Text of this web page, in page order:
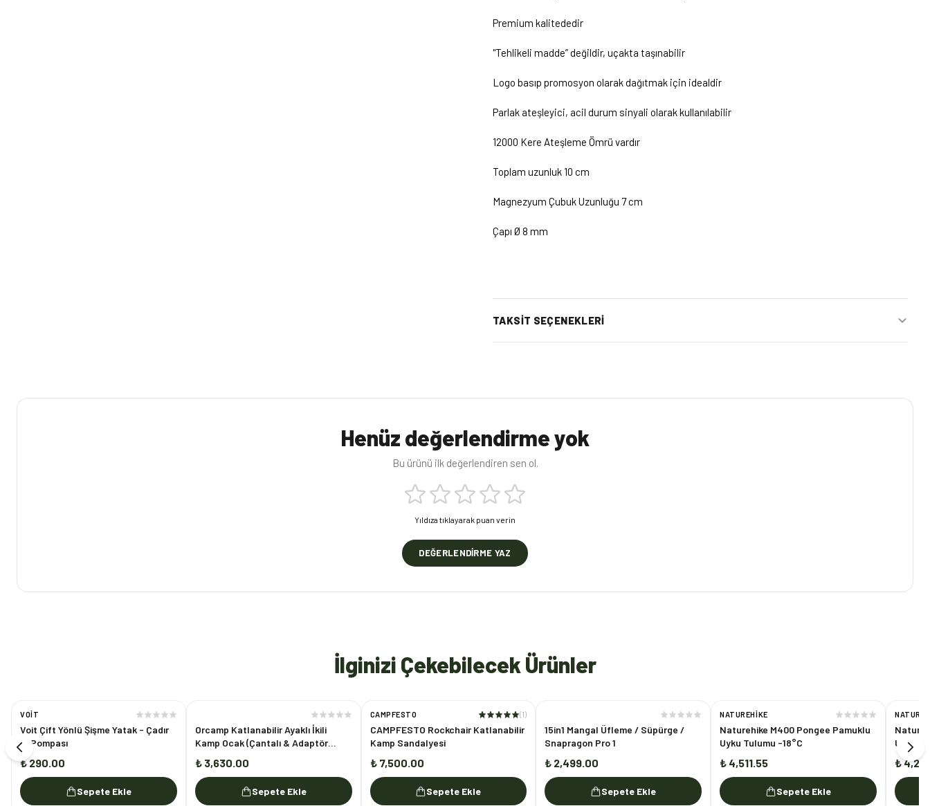
Premium kalitededir
"Tehlikeli madde” değildir, uçakta taşınabilir
Logo basıp promosyon olarak dağıtmak için idealdir
Parlak ateşleyici, acil durum sinyali olarak kullanılabilir
12000 Kere Ateşleme Ömrü vardır
Toplam uzunluk 10 cm
Magnezyum Çubuk Uzunluğu 7 cm
Çapı Ø 8 mm
TAKSIT SEÇENEKLERI
Henüz değerlendirme yok
Bu ürünü ilk değerlendiren sen ol.
Yıldıza tıklayarak puan verin
DEĞERLENDIRME YAZ
İlginizi Çekebilecek Ürünler
VOIT
Voit Çift Yönlü Şişme Yatak - Çadır
El Pompası
₺ 290.00
Sepete Ekle
Orcamp Katlanabilir Ayaklı İkili
Kamp Ocak (Çantalı & Adaptör
₺ 3,630.00
Sepete Ekle
CAMPFESTO (1)
CAMPFESTO Rockchair Katlanabilir
Kamp Sandalyesi
₺ 7,500.00
Sepete Ekle
15in1 Mangal Üfleme / Süpürge /
Snapragon Pro 1
₺ 2,499.00
Sepete Ekle
NATUREHIKE
Naturehike M400 Pongee Pamuklu
Uyku Tulumu -18°C
₺ 4,511.55
Sepete Ekle
Uyku
₺